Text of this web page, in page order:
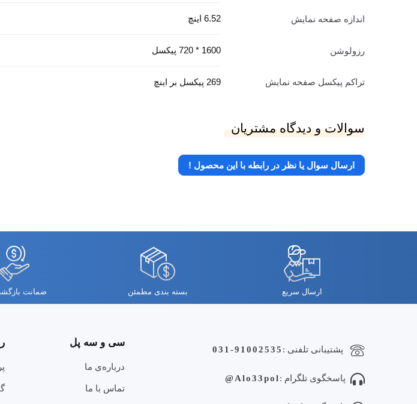
اندازه صفحه نمایش 6.52 اینچ
رزولوشن 1600 * 720 پیکسل
تراکم پیکسل صفحه نمایش 269 پیکسل بر اینچ
سوالات و دیدگاه مشتریان
ارسال سوال یا نظر در رابطه با این محصول !
ارسال سریع بسته بندی مطمئن ضمانت
پشتیبانی تلفنی : 031-91002535
پاسخگوی تلگرام :Alo33pol@
سی و سه پل
درباره‌ی ما
تماس با ما